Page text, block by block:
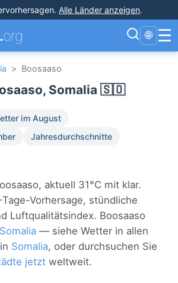
. Alle Länder anzeigen.
org 🌐 ☰
> Boosaaso
Somalia 🇸🇴
im August
Jahresdurchschnitte
aktuell 31°C mit klar.
Vorhersage, stündliche
Luftqualitätsindex. Boosaaso
Somalia — siehe Wetter in allen
Somalia, oder durchsuchen Sie
jetzt weltweit.